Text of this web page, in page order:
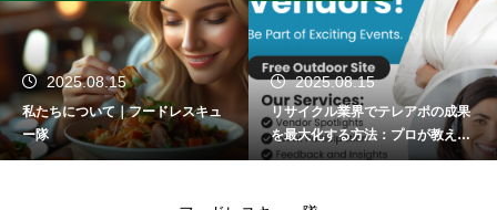
2025.08.15
私たちについて｜フードレスキュ
ー隊
2025.08.15
リサイクル業界でテレアポの成果
を最大化する方法：プロが教える
成功術